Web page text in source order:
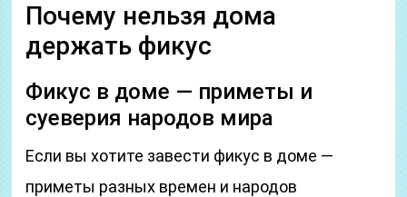
Почему нельзя дома
держать фикус
Фикус в доме — приметы и
суеверия народов мира
Если вы хотите завести фикус в доме —
приметы разных времен и народов